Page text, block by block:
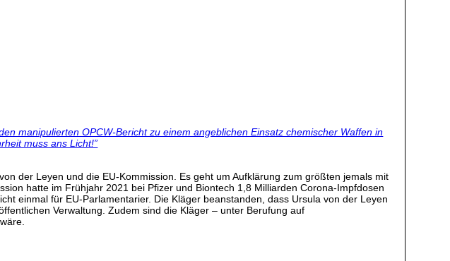
manipulierten OPCW-Bericht zu einem angeblichen Einsatz chemischer Waffen in
muss ans Licht!”
der Leyen und die EU-Kommission. Es geht um Aufklärung zum größten jemals mit
hatte im Frühjahr 2021 bei Pfizer und Biontech 1,8 Milliarden Corona-Impfdosen
einmal für EU-Parlamentarier. Die Kläger beanstanden, dass Ursula von der Leyen
Verwaltung. Zudem sind die Kläger – unter Berufung auf